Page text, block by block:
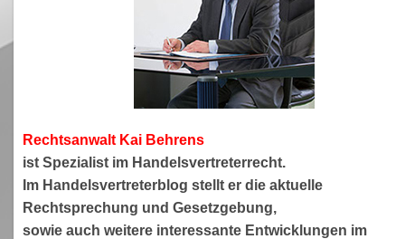
Rechtsanwalt Kai Behrens
ist Spezialist im Handelsvertreterrecht.
Im Handelsvertreterblog stellt er die aktuelle
Rechtsprechung und Gesetzgebung,
sowie auch weitere interessante Entwicklungen im